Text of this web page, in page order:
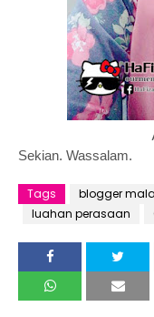
Sekian. Wassalam.
Tags blogger
luahan perasaan